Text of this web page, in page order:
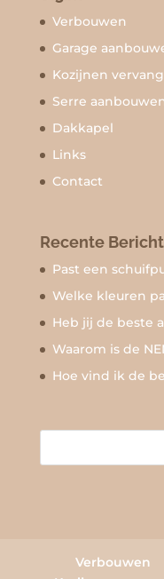
Verbouwen
Garage
Kozijnen
Serre
Dakkapel
Links
Contact
Recente
Past een
Welke kleuren
Heb jij de beste
Waarom is de
Hoe vind ik de
Verbouwen